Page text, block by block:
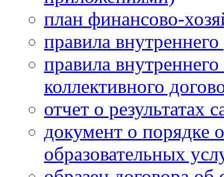
план финансово-
правила
правила
коллективного
отчет о результатах
документ о порядке
образовательных